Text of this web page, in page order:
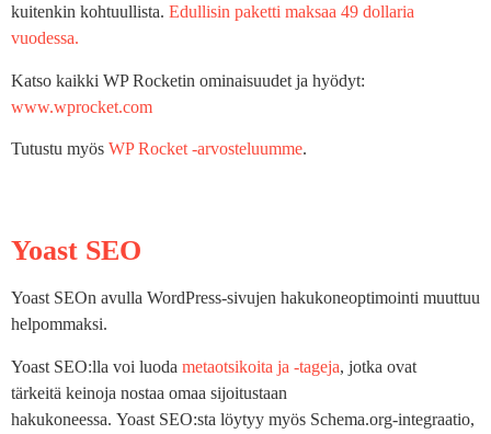
kuitenkin kohtuullista. Edullisin paketti maksaa 49 dollaria
vuodessa.
Katso kaikki WP Rocketin ominaisuudet ja hyödyt:
www.wprocket.com
Tutustu myös WP Rocket -arvosteluumme.
Yoast SEO
Yoast SEOn avulla WordPress-sivujen hakukoneoptimointi muuttuu
helpommaksi.
Yoast SEO:lla voi luoda metaotsikoita ja -tageja, jotka ovat
tärkeitä keinoja nostaa omaa sijoitustaan
hakukoneessa. Yoast SEO:sta löytyy myös Schema.org-integraatio,